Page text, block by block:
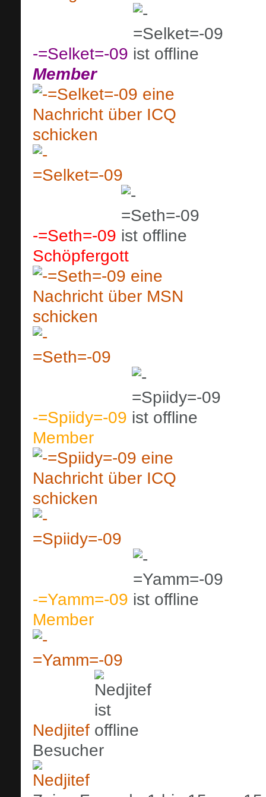
-=Selket=-09
Member
-=Seth=-09
Schöpfergott
-=Spiidy=-09
Member
-=Yamm=-09
Member
Nedjitef
Besucher